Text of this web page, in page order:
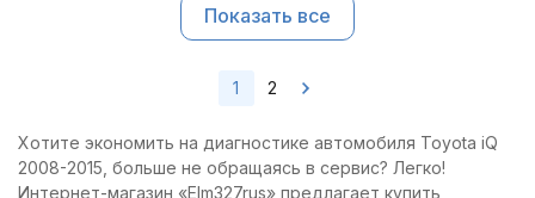
Показать все
1 2
Хотите экономить на диагностике автомобиля Toyota iQ
2008-2015, больше не обращаясь в сервис? Легко!
Интернет-магазин «Elm327rus» предлагает купить